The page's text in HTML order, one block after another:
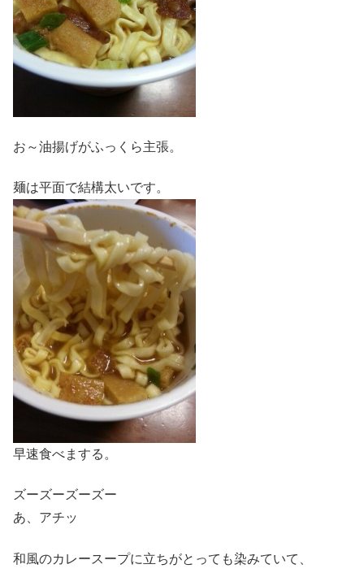
お～油揚げがふっくら主張。
麺は平面で結構太いです。
早速食べまする。
ズーズーズーズー
あ、アチッ
和風のカレースープに立ちがとっても染みていて、